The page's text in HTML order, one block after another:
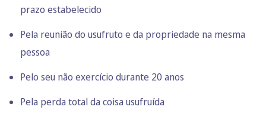
prazo estabelecido
Pela reunião do usufruto e da propriedade na mesma
pessoa
Pelo seu não exercício durante 20 anos
Pela perda total da coisa usufruída